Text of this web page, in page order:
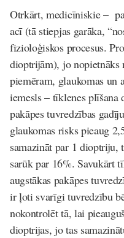
Otrkārt, medicīniskie –
acī (tā stiepjas garāka,
fizioloģiskos procesus.
dioptrijām), jo nopietnāks
piemēram, glaukomas un
iemesls – tīklenes plīšana
pakāpes tuvredzības
glaukomas risks pieaug
samazināt par 1 dioptriju,
sarūk par 16%. Savukārt
augstākas pakāpes
ir ļoti svarīgi tuvredzību
nokontrolēt tā, lai
dioptrijas, jo tas